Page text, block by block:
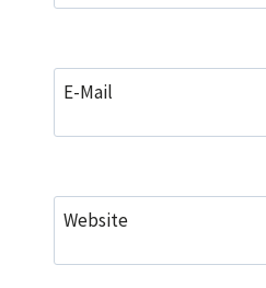
E-Mail
Website